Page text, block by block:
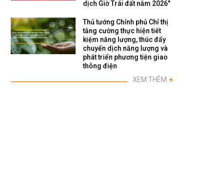
dịch Giờ Trái đất năm 2026"
Thủ tướng Chính phủ Chỉ thị
tăng cường thực hiện tiết
kiệm năng lượng, thúc đẩy
chuyển dịch năng lượng và
phát triển phương tiện giao
thông điện
XEM THÊM +